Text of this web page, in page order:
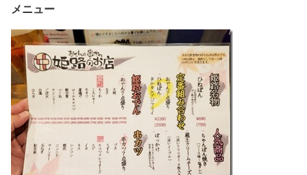
メニュー